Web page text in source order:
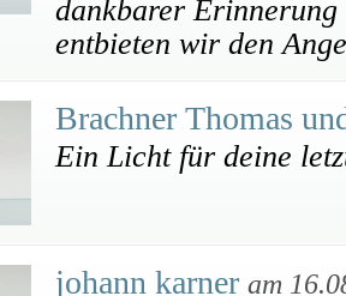
dankbarer Erinnerung
entbieten wir den
Brachner Thomas
Ein Licht für deine
johann karner am